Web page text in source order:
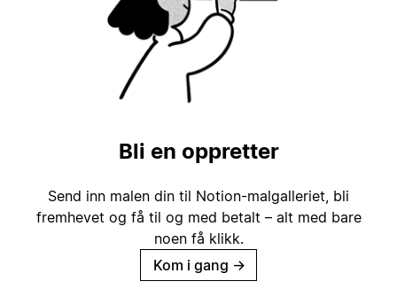
Bli en oppretter
Send inn malen din til Notion-malgalleriet, bli
fremhevet og få til og med betalt – alt med bare
noen få klikk.
Kom i gang →